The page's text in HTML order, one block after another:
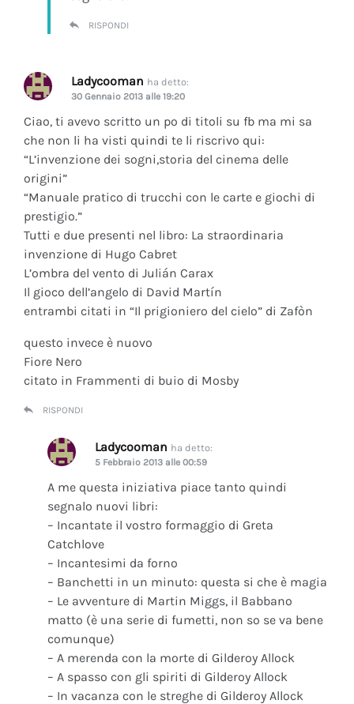
RISPONDI
Ladycooman ha detto:
30 Gennaio 2013 alle 19:20
Ciao, ti avevo scritto un po di titoli su fb ma mi sa
che non li ha visti quindi te li riscrivo qui:
“L’invenzione dei sogni,storia del cinema delle
origini”
“Manuale pratico di trucchi con le carte e giochi di
prestigio.”
Tutti e due presenti nel libro: La straordinaria
invenzione di Hugo Cabret
L’ombra del vento di Julián Carax
Il gioco dell’angelo di David Martín
entrambi citati in “Il prigioniero del cielo” di Zafòn
questo invece è nuovo
Fiore Nero
citato in Frammenti di buio di Mosby
RISPONDI
Ladycooman ha detto:
5 Febbraio 2013 alle 00:59
A me questa iniziativa piace tanto quindi
segnalo nuovi libri:
– Incantate il vostro formaggio di Greta
Catchlove
– Incantesimi da forno
– Banchetti in un minuto: questa si che è magia
– Le avventure di Martin Miggs, il Babbano
matto (è una serie di fumetti, non so se va bene
comunque)
– A merenda con la morte di Gilderoy Allock
– A spasso con gli spiriti di Gilderoy Allock
– In vacanza con le streghe di Gilderoy Allock